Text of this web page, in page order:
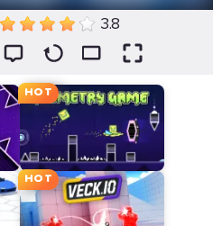
3.8
HOT
HOT